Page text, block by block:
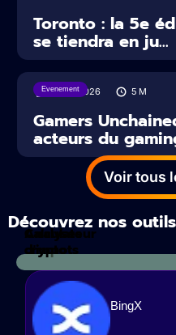
Toronto : la 5e
se tiendra en ju...
Evenement
17/06/2026 5 M
Gamers
acteurs du
Voir tous
Découvrez nos outils
Calculateur
d'impots
Analyses
crypto
BingX